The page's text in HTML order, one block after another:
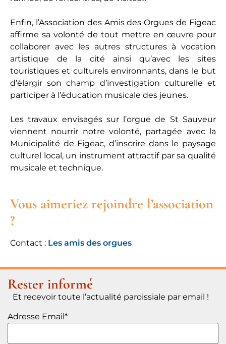
Enfin, l’Association des Amis des Orgues de Figeac
affirme sa volonté de tout mettre en œuvre pour
collaborer avec les autres structures à vocation
artistique de la cité ainsi qu’avec les sites
touristiques et culturels environnants, dans le but
d’élargir son champ d’investigation culturelle et
participer à l’éducation musicale des jeunes.
Les travaux envisagés sur l’orgue de St Sauveur
viennent nourrir notre volonté, partagée avec la
Municipalité de Figeac, d’inscrire dans le paysage
culturel local, un instrument attractif par sa qualité
musicale et technique.
Vous aimeriez rejoindre l’association
?
Contact : Les amis des orgues
Rester informé
Et recevoir toute l’actualité paroissiale par email !
Adresse Email*